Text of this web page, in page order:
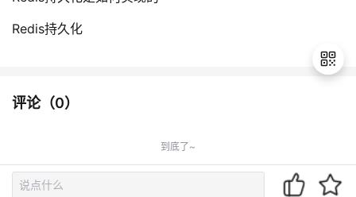
Redis持久化
评论（0）
到底了~